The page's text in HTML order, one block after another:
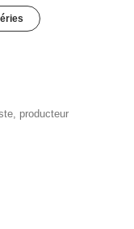
producteur